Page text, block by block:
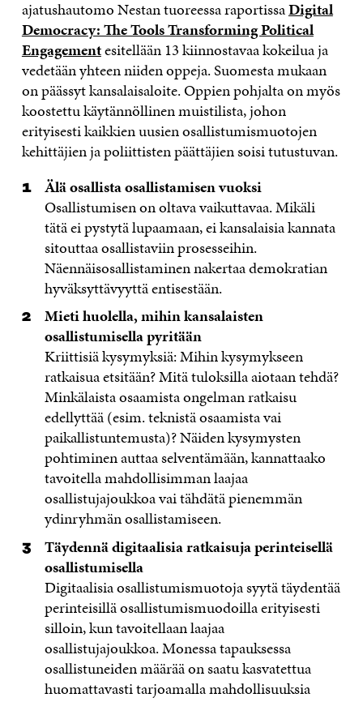
ajatushautomo Nestan tuoreessa raportissaDigital
Democracy: The Tools Transforming Political
Engagementesitellään 13 kiinnostavaa kokeilua ja
vedetään yhteen niiden oppeja. Suomesta mukaan
on päässyt kansalaisaloite. Oppien pohjalta on myös
koostettu käytännöllinen muistilista, johon
erityisesti kaikkien uusien osallistumismuotojen
kehittäjien ja poliittisten päättäjien soisi tutustuvan.
Älä osallista osallistamisen vuoksi
Osallistumisen on oltava vaikuttavaa. Mikäli
tätä ei pystytä lupaamaan, ei kansalaisia kannata
sitouttaa osallistaviin prosesseihin.
Näennäisosallistaminen nakertaa demokratian
hyväksyttävyyttä entisestään.
Mieti huolella, mihin kansalaisten
osallistumisella pyritään
Kriittisiä kysymyksiä: Mihin kysymykseen
ratkaisua etsitään? Mitä tuloksilla aiotaan tehdä?
Minkälaista osaamista ongelman ratkaisu
edellyttää (esim. teknistä osaamista vai
paikallistuntemusta)? Näiden kysymysten
pohtiminen auttaa selventämään, kannattaako
tavoitella mahdollisimman laajaa
osallistujajoukkoa vai tähdätä pienemmän
ydinryhmän osallistamiseen.
Täydennä digitaalisia ratkaisuja perinteisellä
osallistumisella
Digitaalisia osallistumismuotoja syytä täydentää
perinteisillä osallistumismuodoilla erityisesti
silloin, kun tavoitellaan laajaa
osallistujajoukkoa. Monessa tapauksessa
osallistuneiden määrää on saatu kasvatettua
huomattavasti tarjoamalla mahdollisuuksia